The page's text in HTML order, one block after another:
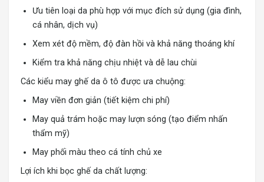
Ưu tiên loại da phù hợp với mục đích sử dụng (gia đình,
cá nhân, dịch vụ)
Xem xét độ mềm, độ đàn hồi và khả năng thoáng khí
Kiểm tra khả năng chịu nhiệt và dễ lau chùi
Các kiểu may ghế da ô tô được ưa chuộng:
May viền đơn giản (tiết kiệm chi phí)
May quả trám hoặc may lượn sóng (tạo điểm nhấn
thẩm mỹ)
May phối màu theo cá tính chủ xe
Lợi ích khi bọc ghế da chất lượng: